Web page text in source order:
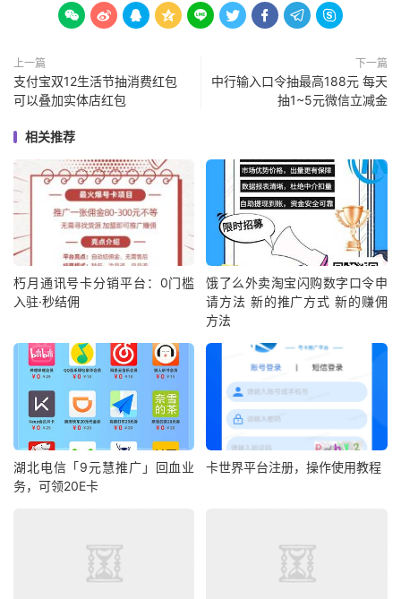
        
上一篇
支付宝双12生活节抽消费红包
可以叠加实体店红包
下一篇
中行输入口令抽最高188元 每天
抽1~5元微信立减金
相关推荐
朽月通讯号卡分销平台：0门槛
入驻·秒结佣
饿了么外卖淘宝闪购数字口令申
请方法 新的推广方式 新的赚佣
方法
湖北电信「9元慧推广」回血业
务，可领20E卡
卡世界平台注册，操作使用教程